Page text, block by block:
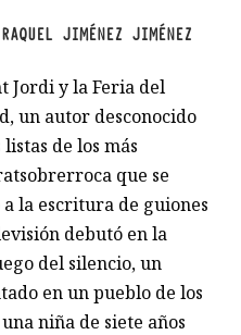
RAQUEL JIMÉNEZ JIMÉNEZ
Jordi y la Feria del
un autor desconocido
de los más
que se
la escritura de guiones
debutó en la
del silencio, un
en un pueblo de los
niña de siete años